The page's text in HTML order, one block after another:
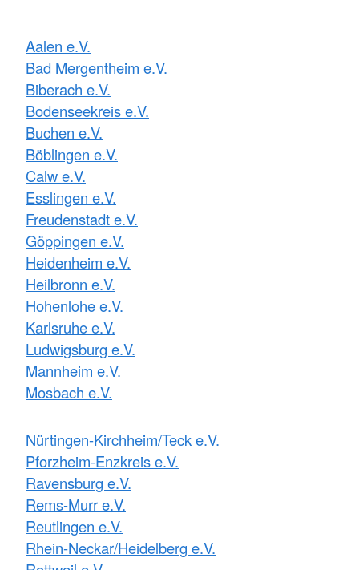
Aalen e.V.
Bad Mergentheim e.V.
Biberach e.V.
Bodenseekreis e.V.
Buchen e.V.
Böblingen e.V.
Calw e.V.
Esslingen e.V.
Freudenstadt e.V.
Göppingen e.V.
Heidenheim e.V.
Heilbronn e.V.
Hohenlohe e.V.
Karlsruhe e.V.
Ludwigsburg e.V.
Mannheim e.V.
Mosbach e.V.
Nürtingen-Kirchheim/Teck e.V.
Pforzheim-Enzkreis e.V.
Ravensburg e.V.
Rems-Murr e.V.
Reutlingen e.V.
Rhein-Neckar/Heidelberg e.V.